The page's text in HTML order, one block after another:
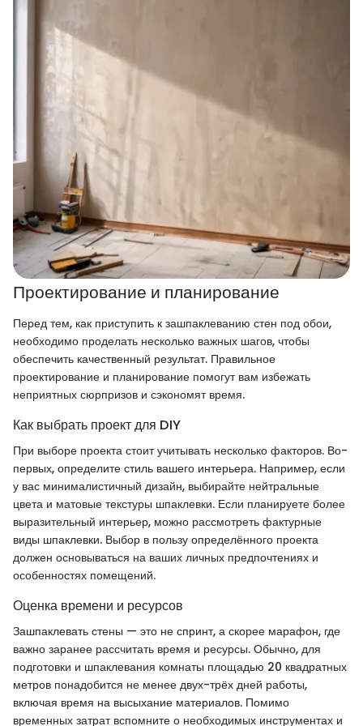
Проектирование и планирование
Перед тем, как приступить к зашпаклеванию стен под обои,
необходимо проделать несколько важных шагов, чтобы
обеспечить качественный результат. Правильное
проектирование и планирование помогут вам избежать
неприятных сюрпризов и сэкономят время.
Как выбрать проект для DIY
При выборе проекта стоит учитывать несколько факторов. Во-
первых, определите стиль вашего интерьера. Например, если
у вас минималистичный дизайн, выбирайте нейтральные
цвета и матовые текстуры шпаклевки. Если планируете более
выразительный интерьер, можно рассмотреть фактурные
виды шпаклевки. Выбор в пользу определённого проекта
должен основываться на ваших личных предпочтениях и
особенностях помещений.
Оценка времени и ресурсов
Зашпаклевать стены — это не спринт, а скорее марафон, где
важно заранее рассчитать время и ресурсы. Обычно, для
подготовки и шпаклевания комнаты площадью 20 квадратных
метров понадобится не менее двух-трёх дней работы,
включая время на высыхание материалов. Помимо
временных затрат вспомните о необходимых инструментах и